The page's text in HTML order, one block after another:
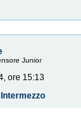
Junior
ore 15:13